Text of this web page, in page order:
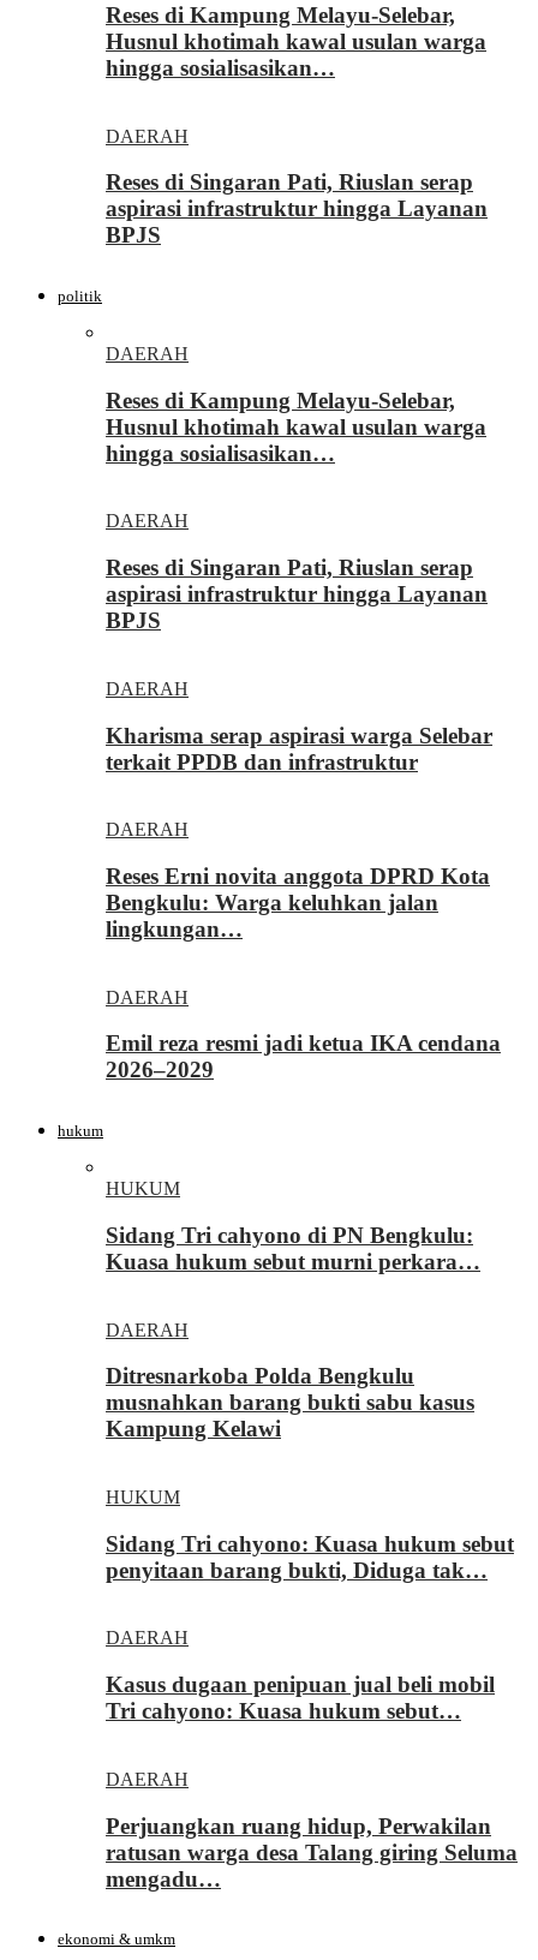
Reses di Kampung Melayu-Selebar,
Husnul khotimah kawal usulan warga
hingga sosialisasikan…
DAERAH
Reses di Singaran Pati, Riuslan serap
aspirasi infrastruktur hingga Layanan
BPJS
politik
DAERAH
Reses di Kampung Melayu-Selebar,
Husnul khotimah kawal usulan warga
hingga sosialisasikan…
DAERAH
Reses di Singaran Pati, Riuslan serap
aspirasi infrastruktur hingga Layanan
BPJS
DAERAH
Kharisma serap aspirasi warga Selebar
terkait PPDB dan infrastruktur
DAERAH
Reses Erni novita anggota DPRD Kota
Bengkulu: Warga keluhkan jalan
lingkungan…
DAERAH
Emil reza resmi jadi ketua IKA cendana
2026–2029
hukum
HUKUM
Sidang Tri cahyono di PN Bengkulu:
Kuasa hukum sebut murni perkara…
DAERAH
Ditresnarkoba Polda Bengkulu
musnahkan barang bukti sabu kasus
Kampung Kelawi
HUKUM
Sidang Tri cahyono: Kuasa hukum sebut
penyitaan barang bukti, Diduga tak…
DAERAH
Kasus dugaan penipuan jual beli mobil
Tri cahyono: Kuasa hukum sebut…
DAERAH
Perjuangkan ruang hidup, Perwakilan
ratusan warga desa Talang giring Seluma
mengadu…
ekonomi & umkm